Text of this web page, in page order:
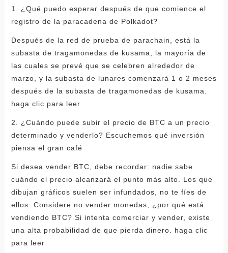
1. ¿Qué puedo esperar después de que comience el
registro de la paracadena de Polkadot?
Después de la red de prueba de parachain, está la
subasta de tragamonedas de kusama, la mayoría de
las cuales se prevé que se celebren alrededor de
marzo, y la subasta de lunares comenzará 1 o 2 meses
después de la subasta de tragamonedas de kusama.
haga clic para leer
2. ¿Cuándo puede subir el precio de BTC a un precio
determinado y venderlo? Escuchemos qué inversión
piensa el gran café
Si desea vender BTC, debe recordar: nadie sabe
cuándo el precio alcanzará el punto más alto. Los que
dibujan gráficos suelen ser infundados, no te fíes de
ellos. Considere no vender monedas, ¿por qué está
vendiendo BTC? Si intenta comerciar y vender, existe
una alta probabilidad de que pierda dinero. haga clic
para leer